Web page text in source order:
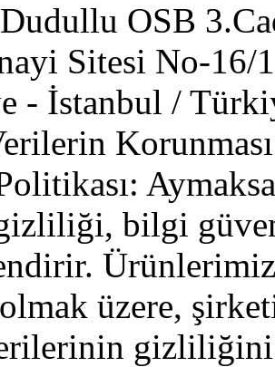
OSB
Sitesi No-16/
- İstanbul /
bilgi
üzere,
gizliliğini